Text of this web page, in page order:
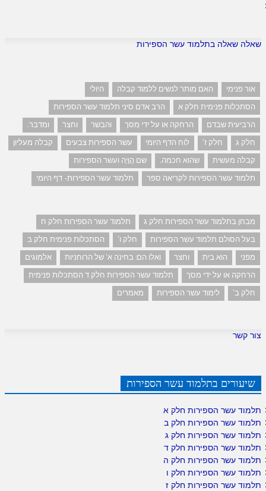
שאלה שאלה בתלמוד עשר הספירות
אור פנימי האם מותר לנשים ללמוד קבלה
היולי
הסתכלות פנימית חלק א
הרב אדם סיני תלמוד עשר הספירות
הרביעית שבדם
הרחקה או על ידי מסך והבשר וחצר
ומדבר.
חלק ג
חלק ז' לוח הדף היומי עשר הספירות צבעים
קבלה מעליון
קבלה מעשית
שהוא חכמה.
שם הֲוָיָה ועשר הספירות
תלמוד עשר הספירות לקריאה ספר
תלמוד עשר הספירות- דף היומי
מבחן בתלמוד עשר הספירות חלק ג
תלמוד עשר הספירות חלק ח
בעל הסולם תלמוד עשר הספירות
חלק ו'
הסתכלות פנימית חלק ב
מפני
הוא בית וחצר ואלו הם: בחינה א' של הרוחניות
אלמוגים
הרחקה או על ידי מסך
תלמוד עשר הספירות חלק ד הסתכלות פנימית
חלק ב'
לימוד עשר הספירות מאמרים
צור קשר
שיעורים בתלמוד עשר הספירות
תלמוד עשר הספירות חלק א
תלמוד עשר הספירות חלק ב
תלמוד עשר הספירות חלק ג
תלמוד עשר הספירות חלק ד
תלמוד עשר הספירות חלק ה
תלמוד עשר הספירות חלק ו
תלמוד עשר הספירות חלק ז